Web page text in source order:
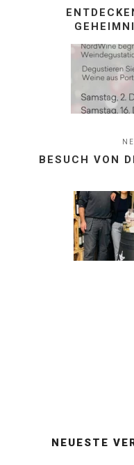
BESUCH VON
NEUESTE